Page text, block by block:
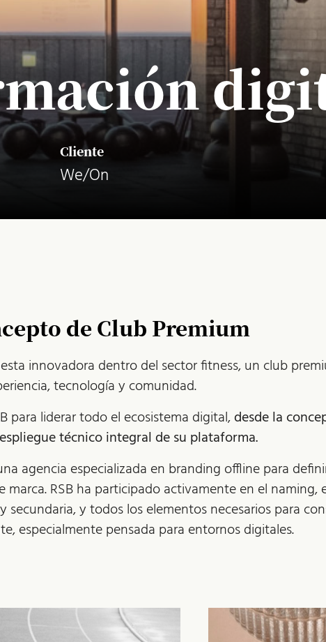
Cliente
We/On
de Club Premium
innovadora dentro del sector fitness, un club
tecnología y comunidad.
para liderar todo el ecosistema digital,desde la
técnico integral de su plataforma.
agencia especializada en branding offline para
marca. RSB ha participado activamente en el naming,
secundaria, y todos los elementos necesarios para
especialmente pensada para entornos digitales.